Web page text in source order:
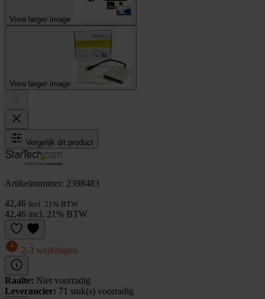
View larger image
View larger image
Vergelijk dit product
Artikelnummer: 2398483
42,46 Incl. 21% BTW
42,46 incl. 21% BTW
2-3 werkdagen
Raalte: Niet voorradig
Leverancier: 71 stuk(s) voorradig